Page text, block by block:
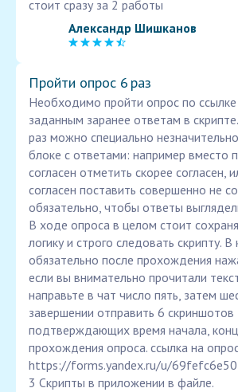
стоит сразу за 2 работы
Александр Шишканов
Пройти опрос 6 раз
Необходимо пройти опрос по
заданным заранее ответам в
раз можно специально
блоке с ответами: например вместо
согласен отметить скорее согласен,
согласен поставить совершенно не
обязательно, чтобы ответы
В ходе опроса в целом стоит
логику и строго следовать скрипту. В
обязательно после прохождения
если вы внимательно прочитали
направьте в чат число пять, затем
завершении отправить 6 скриншотов
подтверждающих время начала,
прохождения опроса. ссылка на
https://forms.yandex.ru/u/
3 Скрипты в приложении в файле.